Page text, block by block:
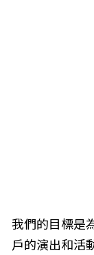
我們的目標是
戶的演出和活